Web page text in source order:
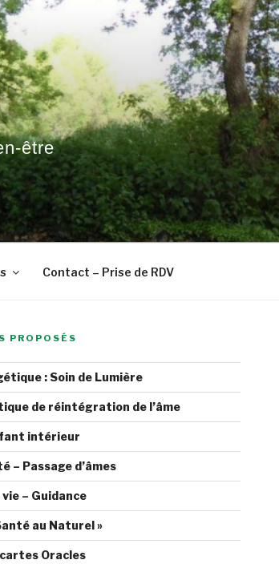
être
Contact – Prise de RDV
PROPOSÉS
: Soin de Lumière
de réintégration de l’âme
intérieur
– Passage d’âmes
vie – Guidance
au Naturel »
Oracles